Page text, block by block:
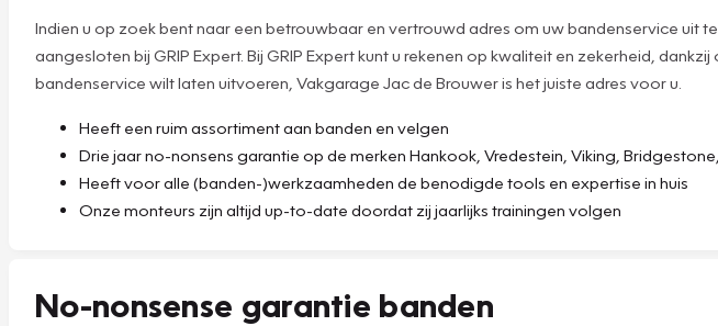
Indien u op zoek bent naar een betrouwbaar en vertrouwd adres om uw bandenservice uit
aangesloten bij GRIP Expert. Bij GRIP Expert kunt u rekenen op kwaliteit en zekerheid, dankzij
bandenservice wilt laten uitvoeren, Vakgarage Jac de Brouwer is het juiste adres voor u.
Heeft een ruim assortiment aan banden en velgen
Drie jaar no-nonsens garantie op de merken Hankook, Vredestein, Viking,
Heeft voor alle (banden-)werkzaamheden de benodigde tools en expertise in huis
Onze monteurs zijn altijd up-to-date doordat zij jaarlijks trainingen volgen
No-nonsense garantie banden